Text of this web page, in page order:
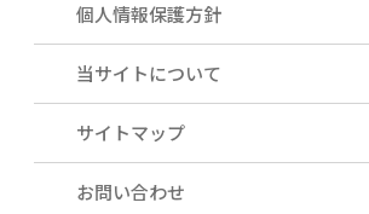
個人情報保護方針
当サイトについて
サイトマップ
お問い合わせ